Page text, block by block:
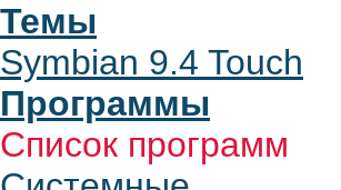
Темы
Symbian 9.4 Touch
Программы
Список программ